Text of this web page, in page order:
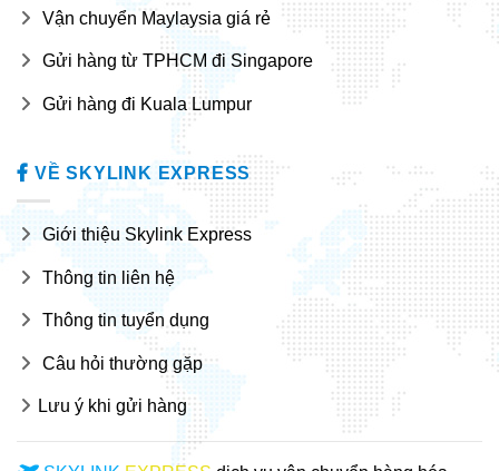
Vận chuyển Maylaysia giá rẻ
Gửi hàng từ TPHCM đi Singapore
Gửi hàng đi Kuala Lumpur
VỀ SKYLINK EXPRESS
Giới thiệu Skylink Express
Thông tin liên hệ
Thông tin tuyển dụng
Câu hỏi thường gặp
Lưu ý khi gửi hàng